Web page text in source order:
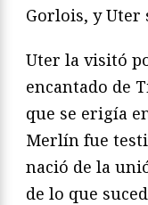
Gorlois, y Uter
Uter la visitó
encantado de
que se erigía
Merlín fue
nació de la
de lo que